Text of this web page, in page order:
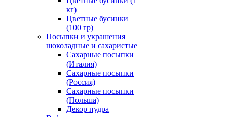
кг)
Цветные бусинки
(100 гр)
Посыпки и украшения
шоколадные и сахаристые
Сахарные посыпки
(Италия)
Сахарные посыпки
(Россия)
Сахарные посыпки
(Польша)
Декор пудра